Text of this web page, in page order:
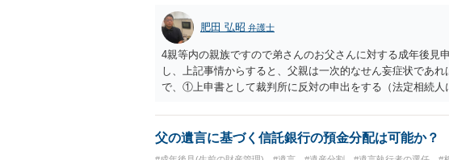
肥田 弘昭 弁護士
4親等内の親族ですので弟さんのお父さんに対する成年後見
し、上記事情からすると、父親は一次的なせん妄症状であ
で、①上申書として裁判所に反対の申出をする（法定相続
どが考えられます。ご参考にしてください。
父の遺言に基づく信託銀行の預金分配は可能か？